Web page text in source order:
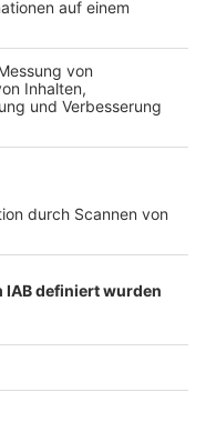
Impressum